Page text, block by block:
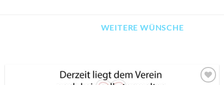
WEITERE WÜNSCHE